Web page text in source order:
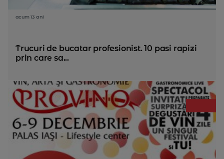
acum 13 ani
Trucuri de bucatar profesionist. 10 pasi rapizi
prin care sa...